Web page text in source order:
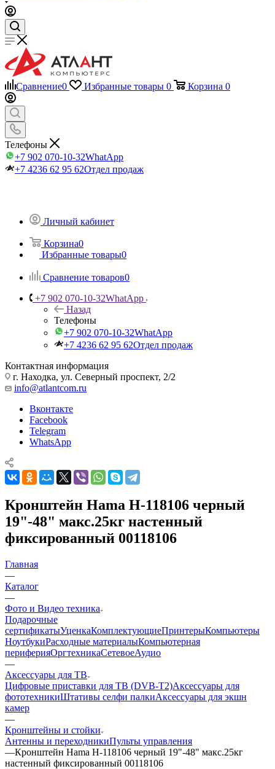
Сравнение0 Избранные товары 0 Корзина 0
Телефоны
+7 902 070-10-32WhatApp
+7 4236 62 95 62Отдел продаж
Личный кабинет
Корзина0
Избранные товары0
Сравнение товаров0
+7 902 070-10-32WhatApp
Назад
Телефоны
+7 902 070-10-32WhatApp
+7 4236 62 95 62Отдел продаж
Контактная информация
г. Находка, ул. Северный проспект, 2/2
info@atlantcom.ru
Вконтакте
Facebook
Telegram
WhatsApp
Кронштейн Hama H-118106 черный
19"-48" макс.25кг настенный
фиксированный 00118106
Главная
—
Каталог
—
Фото и Видео техника
Подарочные
сертификатыУценкаКомплектующиеПринтерыКомпьютеры
НоутбукиРасходные материалыКомпьютерная
периферияОргтехникаСетевоеАудио
—
Аксессуары для ТВ
Цифровые приставки для ТВ (DVB-T2)Аксессуары для
фототехникиШтативы селфи палкиАксессуары для экшн
камер
—
Кронштейны и стойки
Антенны и переходникиПульты управления
—Кронштейн Hama H-118106 черный 19"-48" макс.25кг
настенный фиксированный 00118106